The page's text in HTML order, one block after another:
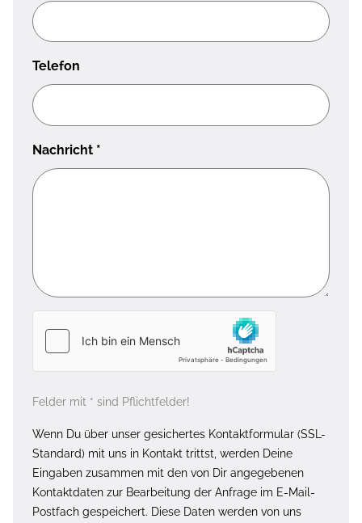
Telefon
Nachricht *
Felder mit * sind Pflichtfelder!
Wenn Du über unser gesichertes Kontaktformular (SSL-
Standard) mit uns in Kontakt trittst, werden Deine
Eingaben zusammen mit den von Dir angegebenen
Kontaktdaten zur Bearbeitung der Anfrage im E-Mail-
Postfach gespeichert. Diese Daten werden von uns